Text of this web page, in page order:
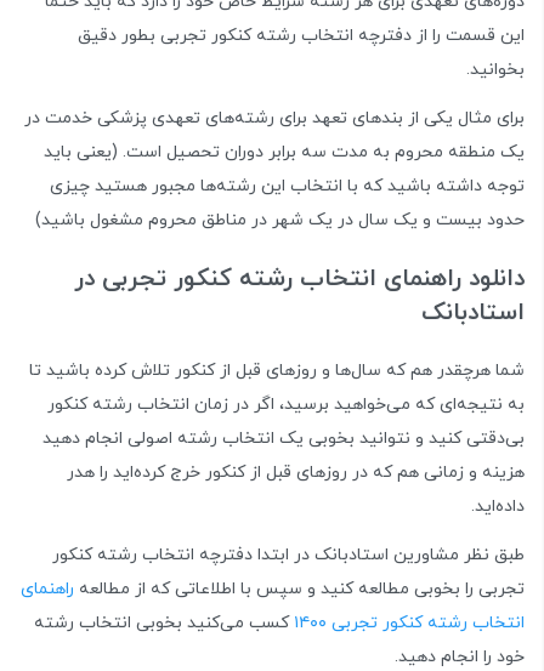
این قسمت را از دفترچه انتخاب رشته کنکور تجربی بطور دقیق
بخوانید.
برای مثال یکی از بندهای تعهد برای رشته‌های تعهدی پزشکی خدمت در
یک منطقه محروم به مدت سه برابر دوران تحصیل است. (یعنی باید
توجه داشته باشید که با انتخاب این رشته‌ها مجبور هستید چیزی
حدود بیست و یک سال در یک شهر در مناطق محروم مشغول باشید)
دانلود راهنمای انتخاب رشته کنکور تجربی در
استادبانک
شما هرچقدر هم که سال‌ها و روزهای قبل از کنکور تلاش کرده‌ باشید تا
به نتیجه‌ای که می‌خواهید برسید، اگر در زمان انتخاب رشته کنکور
بی‌دقتی کنید و نتوانید بخوبی یک انتخاب رشته اصولی انجام دهید
هزینه و زمانی هم که در روزهای قبل از کنکور خرج کرده‌اید را هدر
داده‌اید.
طبق نظر مشاورین استادبانک در ابتدا دفترچه انتخاب رشته کنکور
تجربی را بخوبی مطالعه کنید و سپس با اطلاعاتی که از مطالعه راهنمای
انتخاب رشته کنکور تجربی ۱۴۰۰
کسب ‌می‌کنید بخوبی انتخاب‌ رشته
خود را انجام دهید.